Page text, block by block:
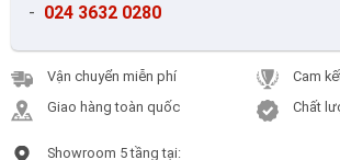
- 024 3632 0280
Vận chuyển miễn phí
Giao hàng toàn quốc
Cam
Chất
Showroom 5 tầng tại: